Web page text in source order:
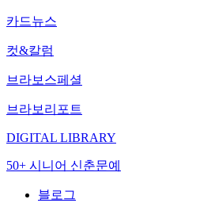
카드뉴스
컷&칼럼
브라보스페셜
브라보리포트
DIGITAL LIBRARY
50+ 시니어 신춘문예
블로그